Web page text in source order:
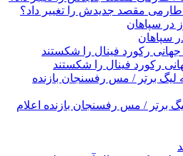
طارمی مقصد جدیدش را تغییر داد؟
سپاهان
رکورد فینال را شکستند
برتر / مس رفسنجان بازنده اعلام